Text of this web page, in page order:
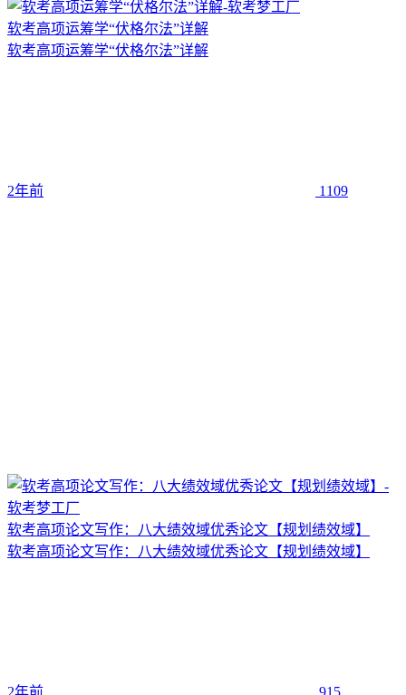
软考高项运筹学“伏格尔法”详解
软考高项运筹学“伏格尔法”详解
2年前 1109
软考高项论文写作：八大绩效域优秀论文【规划绩效域】
软考高项论文写作：八大绩效域优秀论文【规划绩效域】